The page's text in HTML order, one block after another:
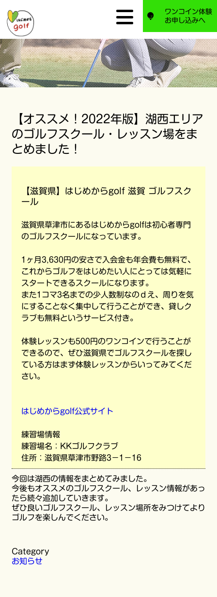
ワンコイン体験
お申し込みへ
【オススメ！2022年版】湖西エリア
のゴルフスクール・レッスン場をま
とめました！
【滋賀県】はじめからgolf 滋賀 ゴルフスク
ール
滋賀県草津市にあるはじめからgolfは初心者専門
のゴルフスクールになっています。
1ヶ月3,630円の安さで入会金も年会費も無料で、
これからゴルフをはじめたい人にとっては気軽に
スタートできるスクールになります。
また1コマ3名までの少人数制なのｄえ、周りを気
にすることなく集中して行うことができ、貸しク
ラブも無料というサービス付き。
体験レッスンも500円のワンコインで行うことが
できるので、ぜひ滋賀県でゴルフスクールを探し
ている方はまず体験レッスンからいってみてくだ
さい。
はじめからgolf公式サイト
練習場情報
練習場名：KKゴルフクラブ
住所：滋賀県草津市野路3−1−16
今回は湖西の情報をまとめてみました。
今後もオススメのゴルフスクール、レッスン情報があっ
たら続々追加していきます。
ぜひ良いゴルフスクール、レッスン場所をみつけてより
ゴルフを楽しんでください。
Category
お知らせ